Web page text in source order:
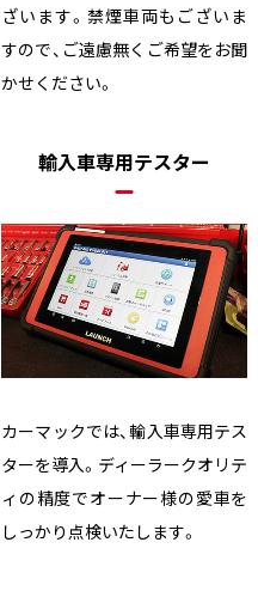
ざいます。禁煙車両もございま
すので、ご遠慮無くご希望をお聞
かせください。
輸入車専用テスター
カーマックでは、輸入車専用テス
ターを導入。ディーラークオリテ
ィの精度でオーナー様の愛車を
しっかり点検いたします。